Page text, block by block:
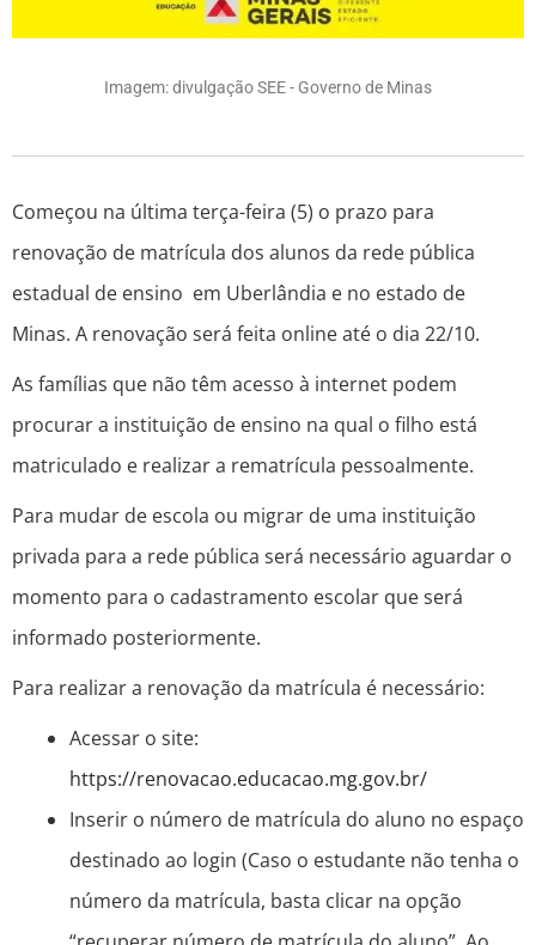
Imagem: divulgação SEE - Governo de Minas
Começou na última terça-feira (5) o prazo para
renovação de matrícula dos alunos da rede pública
estadual de ensino em Uberlândia e no estado de
Minas. A renovação será feita online até o dia 22/10.
As famílias que não têm acesso à internet podem
procurar a instituição de ensino na qual o filho está
matriculado e realizar a rematrícula pessoalmente.
Para mudar de escola ou migrar de uma instituição
privada para a rede pública será necessário aguardar o
momento para o cadastramento escolar que será
informado posteriormente.
Para realizar a renovação da matrícula é necessário:
Acessar o site:
https://renovacao.educacao.mg.gov.br/
Inserir o número de matrícula do aluno no espaço
destinado ao login (Caso o estudante não tenha o
número da matrícula, basta clicar na opção